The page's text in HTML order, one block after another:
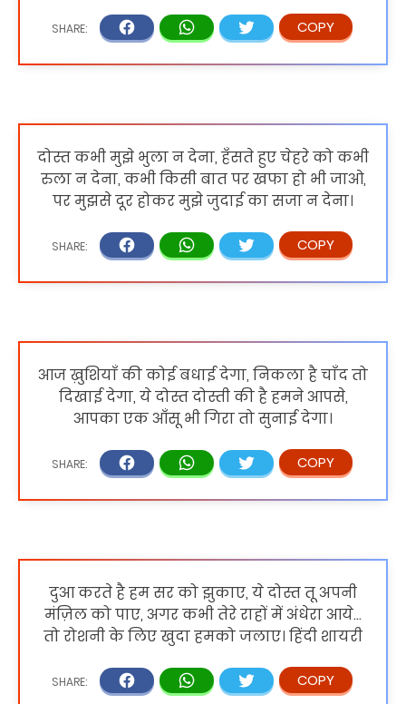
दोस्त कभी मुझे भुला न देना, हँसते हुए चेहरे को कभी
रुला न देना, कभी किसी बात पर खफा हो भी जाओ,
पर मुझसे दूर होकर मुझे जुदाई का सजा न देना।
आज ख़ुशियाँ की कोई बधाई देगा, निकला है चाँद तो
दिखाई देगा, ये दोस्त दोस्ती की है हमने आपसे,
आपका एक आँसू भी गिरा तो सुनाई देगा।
दुआ करते है हम सर को झुकाए, ये दोस्त तू अपनी
मंज़िल को पाए, अगर कभी तेरे राहों में अंधेरा आये...
तो रोशनी के लिए खुदा हमको जलाए। हिंदी शायरी